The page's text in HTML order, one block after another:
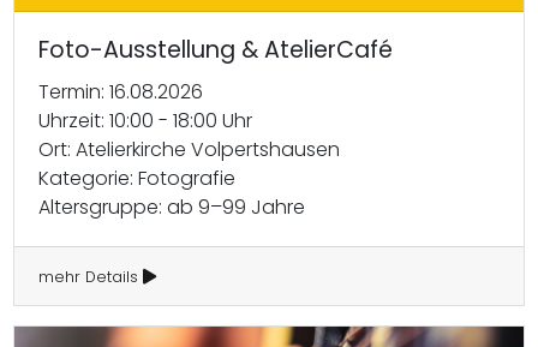
Foto-Ausstellung & AtelierCafé
Termin: 16.08.2026
Uhrzeit: 10:00 - 18:00 Uhr
Ort: Atelierkirche Volpertshausen
Kategorie: Fotografie
Altersgruppe: ab 9–99 Jahre
mehr Details